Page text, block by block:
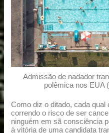
Admissão de nadador
polêmica nos EUA
Como diz o ditado, cada
correndo o risco de ser
ninguém em sã consciência
à vitória de uma candidata